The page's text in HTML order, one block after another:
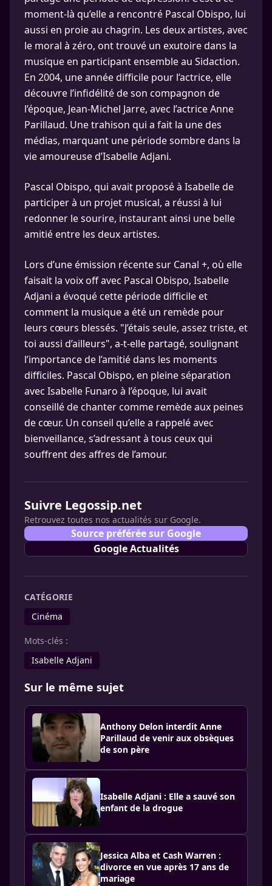
moment-là qu’elle a rencontré Pascal Obispo, lui
aussi en proie au chagrin. Les deux artistes, avec
le moral à zéro, ont trouvé un exutoire dans la
musique en participant ensemble au Sidaction.
En 2004, une année difficile pour l’actrice, elle
découvre l’infidélité de son compagnon de
l’époque, Jean-Michel Jarre, avec l’actrice Anne
Parillaud. Une trahison qui a fait la une des
médias, marquant une période sombre dans la
vie amoureuse d’Isabelle Adjani.
Pascal Obispo, qui avait proposé à Isabelle de
participer à un projet musical, a réussi à lui
redonner le sourire, instaurant ainsi une belle
amitié entre les deux artistes.
Lors d’une émission récente sur Canal +, où elle
faisait la voix off avec Pascal Obispo, Isabelle
Adjani a évoqué cette période difficile et
comment la musique a été un remède pour
leurs cœurs blessés. "J’étais seule, assez triste, et
toi aussi d’ailleurs", a-t-elle partagé, soulignant
l’importance de l’amitié dans les moments
difficiles. Pascal Obispo, en pleine séparation
avec Isabelle Funaro à l’époque, lui avait
conseillé de chanter comme remède aux peines
de cœur. Un conseil qu’elle a rappelé avec
bienveillance, s’adressant à tous ceux qui
souffrent des affres de l’amour.
Suivre Legossip.net
Retrouvez toutes nos actualités sur Google.
Source préférée sur Google
Google Actualités
CATÉGORIE
Cinéma
Mots-clés :
Isabelle Adjani
Sur le même sujet
Anthony Delon interdit Anne
Parillaud de venir aux obsèques
de son père
Isabelle Adjani : Elle a sauvé son
enfant de la drogue
Jessica Alba et Cash Warren :
divorce en vue après 17 ans de
mariage